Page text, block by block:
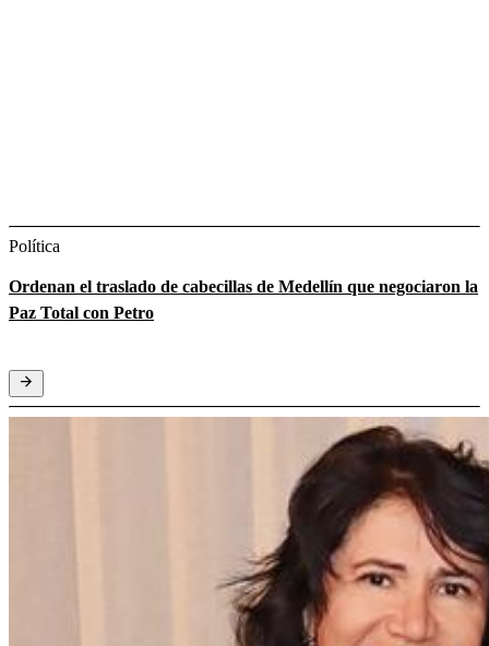
Política
Ordenan el traslado de cabecillas de Medellín que negociaron la
Paz Total con Petro